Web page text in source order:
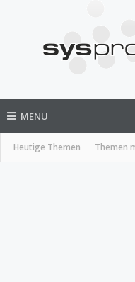
MENU
Heutige Themen Themen